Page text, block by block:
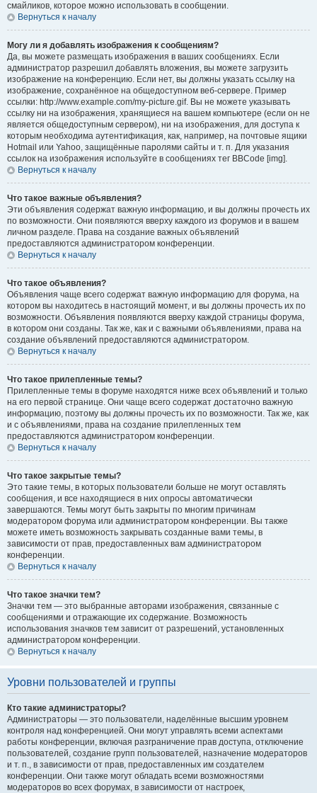
смайликов, которое можно использовать в сообщении.
Вернуться к началу
Могу ли я добавлять изображения к сообщениям?
Да, вы можете размещать изображения в ваших сообщениях. Если
администратор разрешил добавлять вложения, вы можете загрузить
изображение на конференцию. Если нет, вы должны указать ссылку на
изображение, сохранённое на общедоступном веб-сервере. Пример
ссылки: http://www.example.com/my-picture.gif. Вы не можете указывать
ссылку ни на изображения, хранящиеся на вашем компьютере (если он не
является общедоступным сервером), ни на изображения, для доступа к
которым необходима аутентификация, как, например, на почтовые ящики
Hotmail или Yahoo, защищённые паролями сайты и т. п. Для указания
ссылок на изображения используйте в сообщениях тег BBCode [img].
Вернуться к началу
Что такое важные объявления?
Эти объявления содержат важную информацию, и вы должны прочесть их
по возможности. Они появляются вверху каждого из форумов и в вашем
личном разделе. Права на создание важных объявлений
предоставляются администратором конференции.
Вернуться к началу
Что такое объявления?
Объявления чаще всего содержат важную информацию для форума, на
котором вы находитесь в настоящий момент, и вы должны прочесть их по
возможности. Объявления появляются вверху каждой страницы форума,
в котором они созданы. Так же, как и с важными объявлениями, права на
создание объявлений предоставляются администратором.
Вернуться к началу
Что такое прилепленные темы?
Прилепленные темы в форуме находятся ниже всех объявлений и только
на его первой странице. Они чаще всего содержат достаточно важную
информацию, поэтому вы должны прочесть их по возможности. Так же, как
и с объявлениями, права на создание прилепленных тем
предоставляются администратором конференции.
Вернуться к началу
Что такое закрытые темы?
Это такие темы, в которых пользователи больше не могут оставлять
сообщения, и все находящиеся в них опросы автоматически
завершаются. Темы могут быть закрыты по многим причинам
модератором форума или администратором конференции. Вы также
можете иметь возможность закрывать созданные вами темы, в
зависимости от прав, предоставленных вам администратором
конференции.
Вернуться к началу
Что такое значки тем?
Значки тем — это выбранные авторами изображения, связанные с
сообщениями и отражающие их содержание. Возможность
использования значков тем зависит от разрешений, установленных
администратором конференции.
Вернуться к началу
Уровни пользователей и группы
Кто такие администраторы?
Администраторы — это пользователи, наделённые высшим уровнем
контроля над конференцией. Они могут управлять всеми аспектами
работы конференции, включая разграничение прав доступа, отключение
пользователей, создание групп пользователей, назначение модераторов
и т. п., в зависимости от прав, предоставленных им создателем
конференции. Они также могут обладать всеми возможностями
модераторов во всех форумах, в зависимости от настроек,